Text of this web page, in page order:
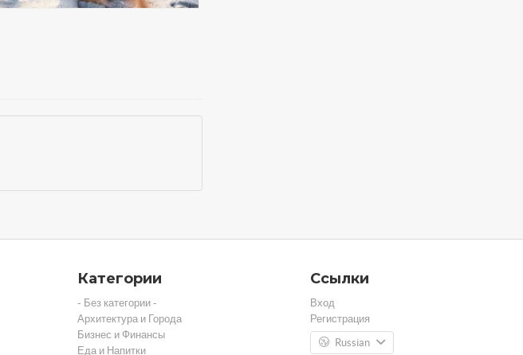
Категории
- Без категории -
Архитектура и Города
Бизнес и Финансы
Еда и Напитки
Ссылки
Вход
Регистрация
Russian